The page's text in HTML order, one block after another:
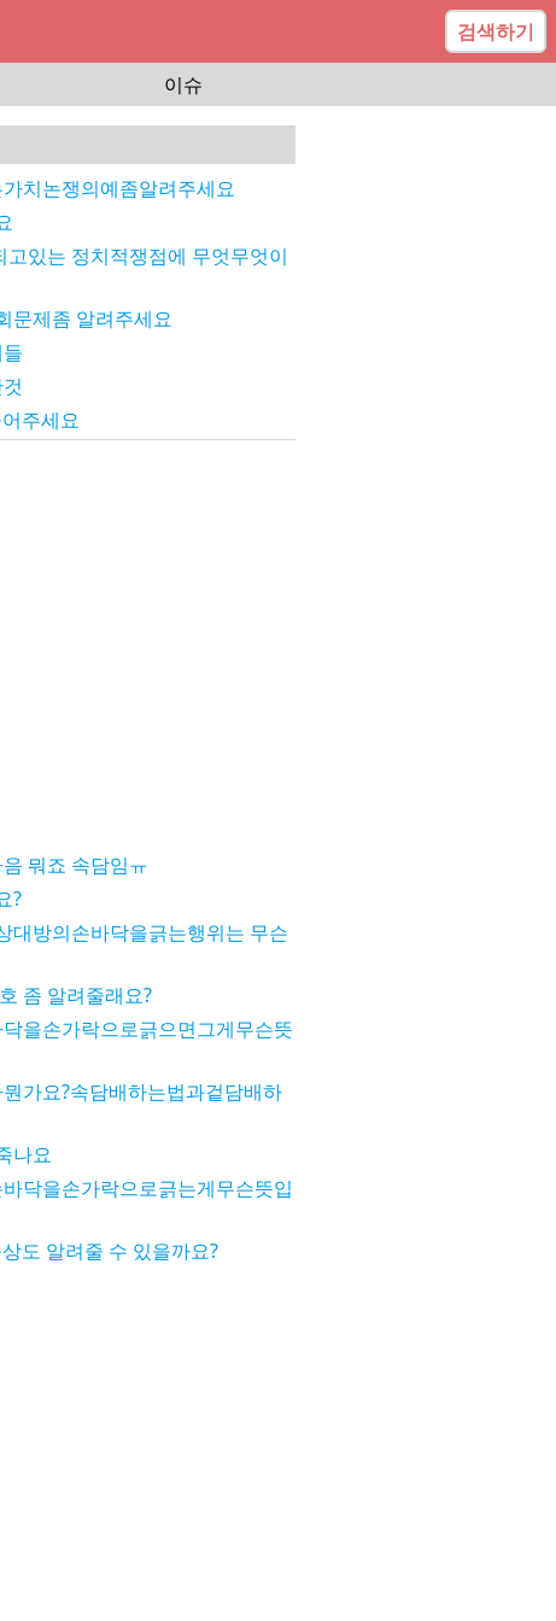
검색하기
이슈
치논쟁의예좀알려주세요
있는 정치적쟁점에 무엇무엇이
문제좀 알려주세요
주세요
뭐죠 속담임ㅠ
?
대방의손바닥을긁는행위는 무슨
좀 알려줄래요?
을손가락으로긁으면그게무슨뜻
가요?속담배하는법과겉담배하
나요
닥을손가락으로긁는게무슨뜻입
도 알려줄 수 있을까요?